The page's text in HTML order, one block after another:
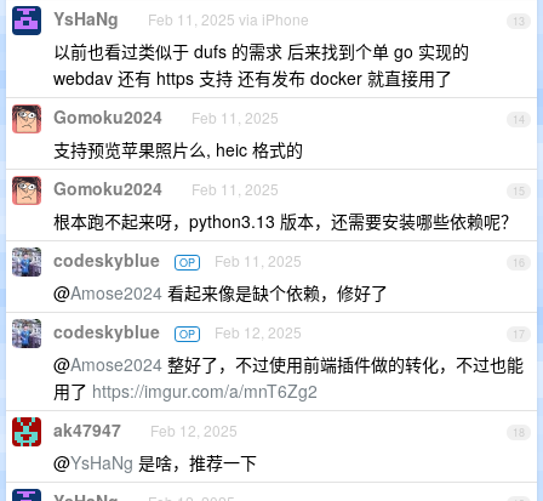
13
YsHaNg Feb 11, 2025 via iPhone
以前也看过类似于 dufs 的需求 后来找到个单 go 实现的
webdav 还有 https 支持 还有发布 docker 就直接用了
14
Gomoku2024 Feb 11, 2025
支持预览苹果照片么, heic 格式的
15
Gomoku2024 Feb 11, 2025
根本跑不起来呀，python3.13 版本，还需要安装哪些依赖呢？
16
codeskyblue OP Feb 11, 2025
@Amose2024 看起来像是缺个依赖，修好了
17
codeskyblue OP Feb 12, 2025
@Amose2024 整好了，不过使用前端插件做的转化，不过也能
用了 https://imgur.com/a/mnT6Zg2
18
ak47947 Feb 12, 2025
@YsHaNg 是啥，推荐一下